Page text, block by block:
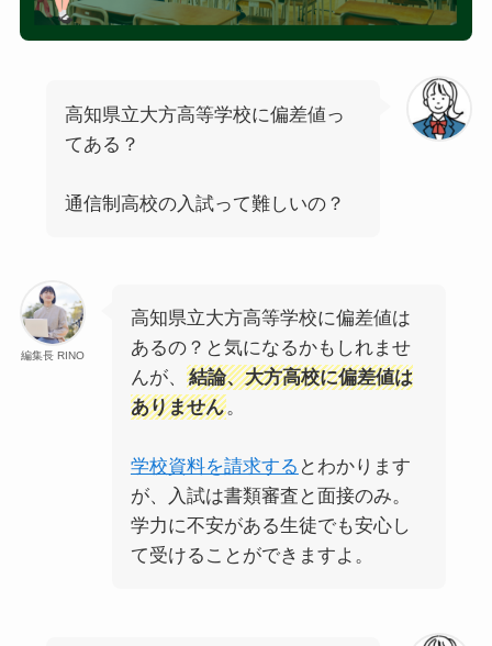
高知県立大方高等学校に偏差値っ
てある？
通信制高校の入試って難しいの？
編集長 RINO
高知県立大方高等学校に偏差値は
あるの？と気になるかもしれませ
んが、
結論、大方高校に偏差値は
ありません。
学校資料を請求する とわかります
が、入試は書類審査と面接のみ。
学力に不安がある生徒でも安心し
て受けることができますよ。